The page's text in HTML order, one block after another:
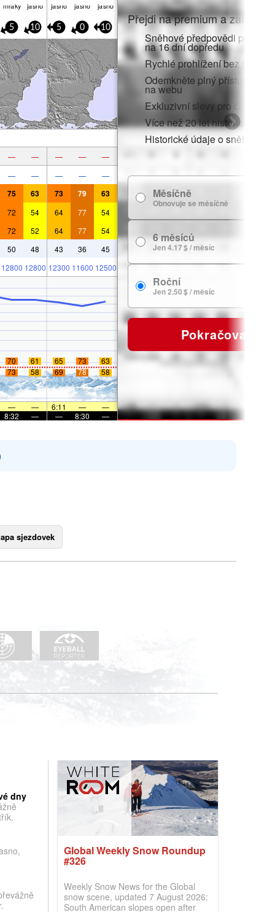
mraky jasno jasno jasno jasno
5 10 5 0 10
— — — — —
— — — — —
75 63 73 79 63
72 54 64 77 54
72 52 64 77 54
50 48 43 36 45
12800 12800 12300 11600 12500
70 61 65 73
63
73 58 69 78 58
— — 6:11 —
—
8:32 — — 8:30 —
Přejdi na premium a zatoč do:
Sněhové předpovědi po
na 16 dní dopředu
Rychlé prohlížení bez reklam
Odemkněte plný přístup v
na webu
Exkluzivní slevy pro členy
Více než 20 let historie sněhu
Historické údaje o sněhu
Měsíčně
Obnovuje se měsíčně
6 měsíců
Jen 4.17 $ / měsíc
Roční
Jen 2.50 $ / měsíc
Pokračovat
sjezdovek
dny
Global Weekly Snow Roundup
#326
Weekly Snow News for the Global
snow scene, updated 7 August 2026:
South American slopes open after